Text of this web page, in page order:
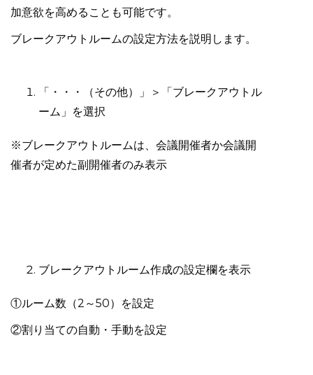
加意欲を高めることも可能です。
ブレークアウトルームの設定方法を説明します。
「・・・（その他）」＞「ブレークアウトル
ーム」を選択
※ブレークアウトルームは、会議開催者か会議開
催者が定めた副開催者のみ表示
ブレークアウトルーム作成の設定欄を表示
①ルーム数（2～50）を設定
②割り当ての自動・手動を設定